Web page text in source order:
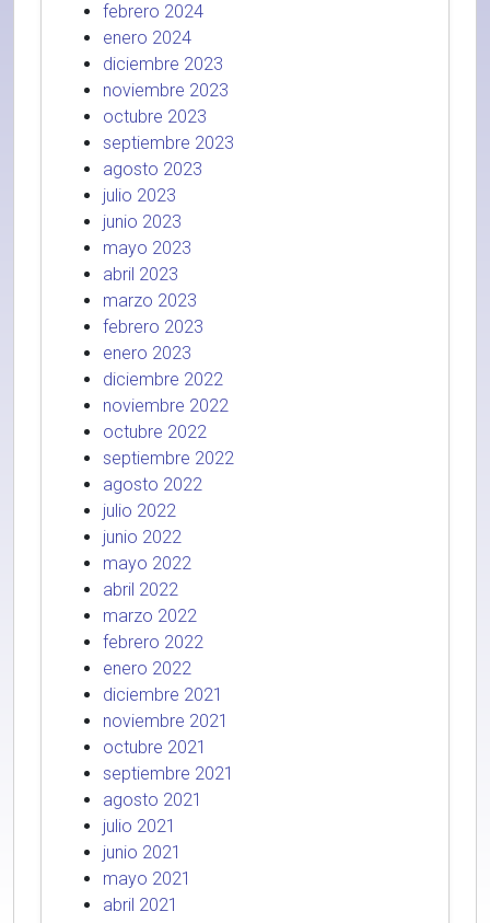
febrero 2024
enero 2024
diciembre 2023
noviembre 2023
octubre 2023
septiembre 2023
agosto 2023
julio 2023
junio 2023
mayo 2023
abril 2023
marzo 2023
febrero 2023
enero 2023
diciembre 2022
noviembre 2022
octubre 2022
septiembre 2022
agosto 2022
julio 2022
junio 2022
mayo 2022
abril 2022
marzo 2022
febrero 2022
enero 2022
diciembre 2021
noviembre 2021
octubre 2021
septiembre 2021
agosto 2021
julio 2021
junio 2021
mayo 2021
abril 2021